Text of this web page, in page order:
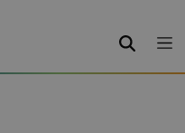
BILATU